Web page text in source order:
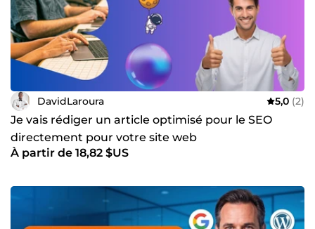
DavidLaroura 5,0 (2)
Je vais rédiger un article optimisé pour le SEO
directement pour votre site web
À partir de 18,82 $US